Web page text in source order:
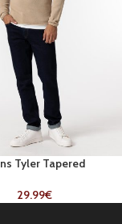
Tyler Tapered
29.99€